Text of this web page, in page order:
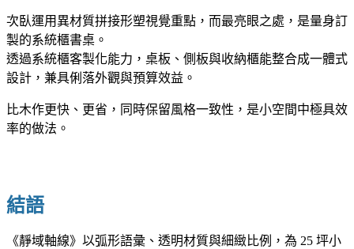
次臥運用異材質拼接形塑視覺重點，而最亮眼之處，是量身訂
製的系統櫃書桌。
透過系統櫃客製化能力，桌板、側板與收納櫃能整合成一體式
設計，兼具俐落外觀與預算效益。
比木作更快、更省，同時保留風格一致性，是小空間中極具效
率的做法。
結語
《靜域軸線》以弧形語彙、透明材質與細緻比例，為 25 坪小